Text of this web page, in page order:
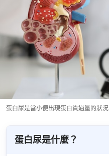
蛋白尿是當小便出現蛋白質過量的狀況
蛋白尿是什麼？